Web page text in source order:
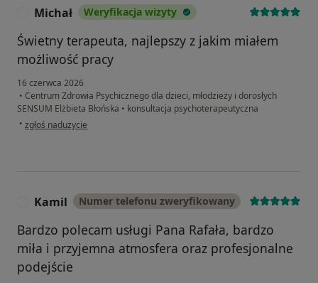
Michał Weryfikacja wizyty
Świetny terapeuta, najlepszy z jakim miałem
możliwość pracy
16 czerwca 2026
• Centrum Zdrowia Psychicznego dla dzieci, młodzieży i dorosłych
SENSUM Elżbieta Błońska • konsultacja psychoterapeutyczna
• w opinii użytkownika Michał
zgłoś nadużycie
Kamil Numer telefonu zweryfikowany
Bardzo polecam usługi Pana Rafała, bardzo
miła i przyjemna atmosfera oraz profesjonalne
podejście